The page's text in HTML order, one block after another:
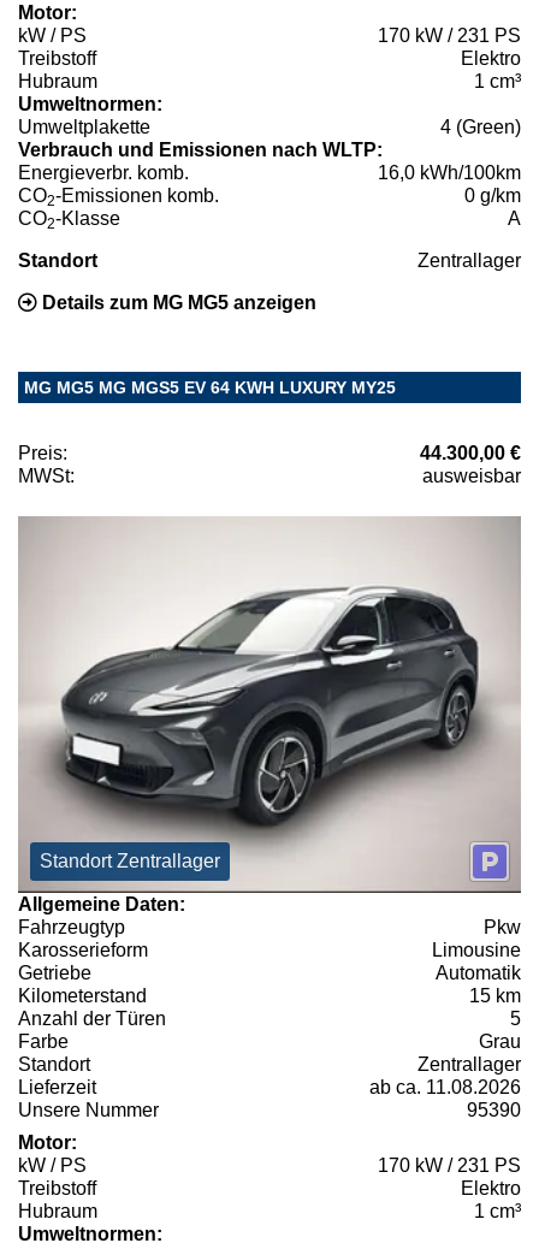
Motor:
kW / PS
170 kW / 231 PS
Treibstoff
Elektro
Hubraum
1 cm³
Umweltnormen:
Umweltplakette
4 (Green)
Verbrauch und Emissionen nach WLTP:
Energieverbr. komb.
16,0 kWh/100km
CO2-Emissionen komb.
0 g/km
CO2-Klasse A
Standort Zentrallager
Details zum MG MG5 anzeigen
MG MG5 MG MGS5 EV 64 KWH LUXURY MY25
Preis:
44.300,00 €
MWSt:
ausweisbar
Standort Zentrallager
Allgemeine Daten:
Fahrzeugtyp
Pkw
Karosserieform
Limousine
Getriebe
Automatik
Kilometerstand
15 km
Anzahl der Türen
5
Farbe
Grau
Standort
Zentrallager
Lieferzeit
ab ca. 11.08.2026
Unsere Nummer
95390
Motor:
kW / PS
170 kW / 231 PS
Treibstoff
Elektro
Hubraum
1 cm³
Umweltnormen: